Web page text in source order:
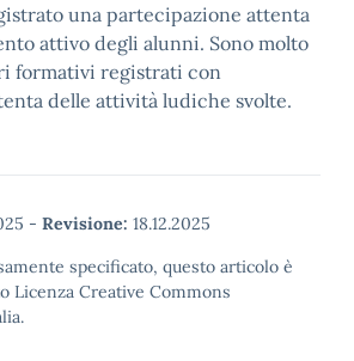
una partecipazione attenta
attivo degli alunni. Sono molto
formativi registrati con
delle attività ludiche svolte.
- Revisione: 18.12.2025
specificato, questo articolo è
Licenza Creative Commons